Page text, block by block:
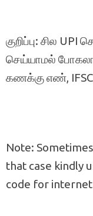
குறிப்பு: சில
செய்யாமல்
கணக்கு எண், IFSC
Note:
that case kindly
code for